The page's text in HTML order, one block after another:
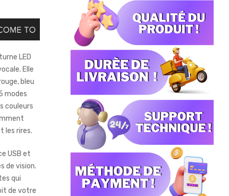
LED
Elle
bleu
modes
couleurs
les rires.
USB et
de vision.
qui
de votre